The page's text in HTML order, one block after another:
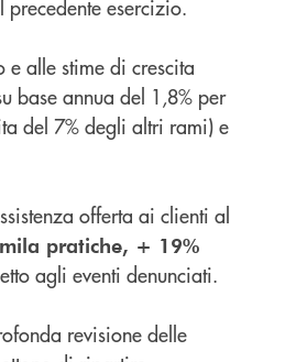
esercizio.
e alle stime di crescita
base annua del 1,8% per
del 7% degli altri rami) e
offerta ai clienti al
pratiche, + 19%
agli eventi denunciati.
revisione delle